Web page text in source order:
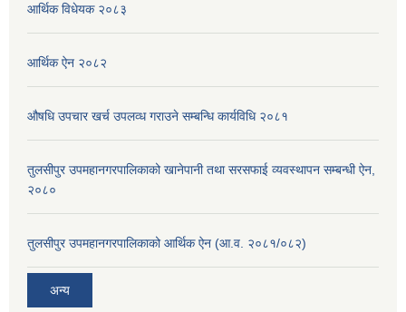
आर्थिक विधेयक २०८३
आर्थिक ऐन २०८२
औषधि उपचार खर्च उपलव्ध गराउने सम्बन्धि कार्यविधि २०८१
तुलसीपुर उपमहानगरपालिकाको खानेपानी तथा सरसफाई व्यवस्थापन सम्बन्धी ऐन,
२०८०
तुलसीपुर उपमहानगरपालिकाको आर्थिक ऐन (आ.व. २०८१/०८२)
अन्य